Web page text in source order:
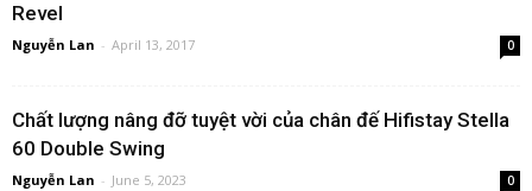
Revel
Nguyễn Lan - April 13, 2017 0
Chất lượng nâng đỡ tuyệt vời của chân đế Hifistay Stella
60 Double Swing
Nguyễn Lan - June 5, 2023 0